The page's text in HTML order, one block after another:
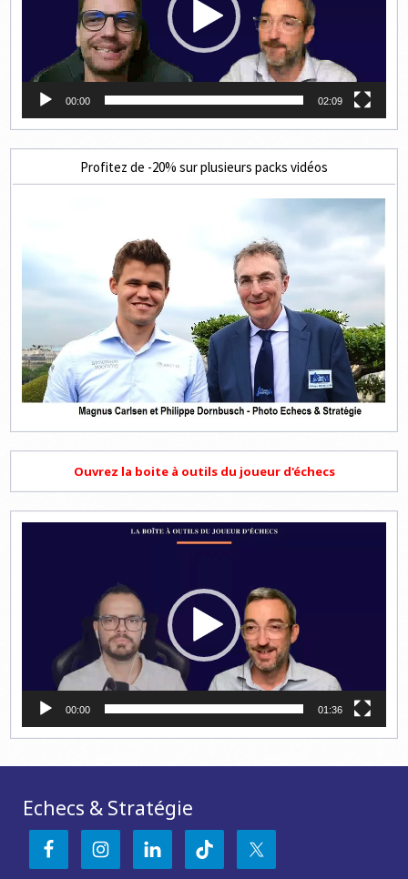
00:00 02:09
Profitez de -20% sur plusieurs packs vidéos
Ouvrez la boite à outils du joueur d'échecs
00:00 01:36
Echecs & Stratégie